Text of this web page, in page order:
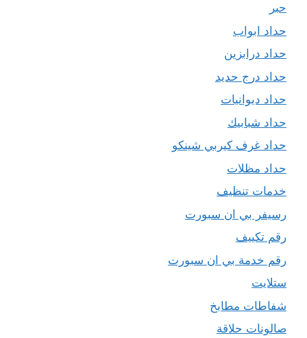
حبر
حداد ابواب
حداد درابزين
حداد درج حديد
حداد ديوانيات
حداد شبابيك
حداد غرف كيربي شينكو
حداد مظلات
خدمات تنظيف
رسيفر بي ان سبورت
رقم تكييف
رقم خدمة بي ان سبورت
ستلايت
شفاطات مطابخ
صالونات حلاقة